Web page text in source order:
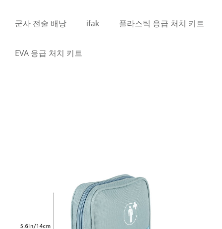
군사 전술 배낭 ifak 플라스틱 응급 처치 키트
EVA 응급 처치 키트